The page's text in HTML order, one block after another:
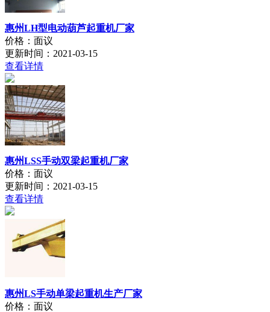
惠州LH型电动葫芦起重机厂家
价格：面议
更新时间：2021-03-15
查看详情
惠州LSS手动双梁起重机厂家
价格：面议
更新时间：2021-03-15
查看详情
惠州LS手动单梁起重机生产厂家
价格：面议